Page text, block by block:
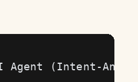
Agent (Intent-